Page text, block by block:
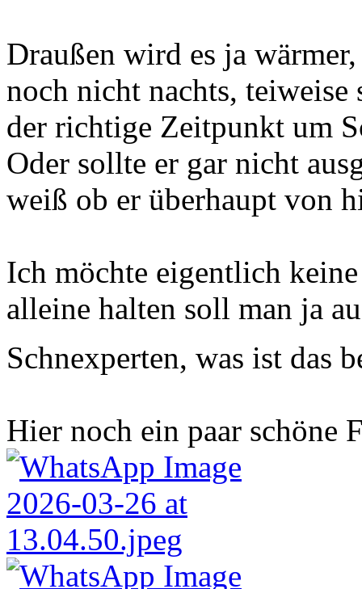
Draußen wird es ja
noch nicht nachts, teiweise
der richtige Zeitpunkt um
Oder sollte er gar nicht
weiß ob er überhaupt von
Ich möchte eigentlich
alleine halten soll man ja
Schnexperten, was ist das
Hier noch ein paar schöne